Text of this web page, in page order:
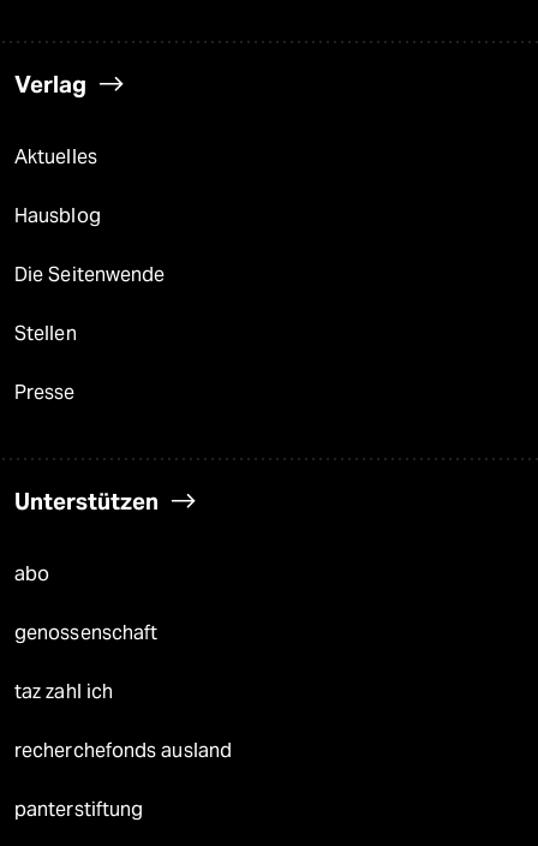
Verlag
Aktuelles
Hausblog
Die Seitenwende
Stellen
Presse
Unterstützen
abo
genossenschaft
taz zahl ich
recherchefonds ausland
panterstiftung